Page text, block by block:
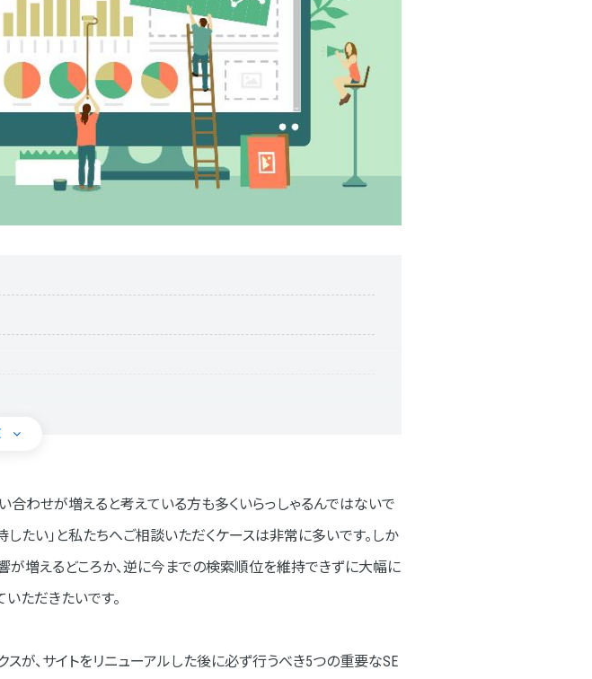
わせが増えると考えている方も多くいらっしゃるんではないで
したい」と私たちへご相談いただくケースは非常に多いです。しか
が増えるどころか、逆に今までの検索順位を維持できずに大幅に
ただきたいです。
が、サイトをリニューアルした後に必ず行うべき5つの重要なSE